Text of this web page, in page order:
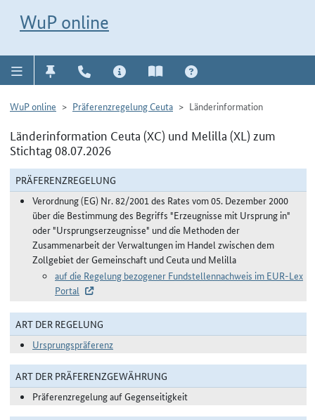
WuP online
WuP online Präferenzregelung Ceuta Länderinformation
Länderinformation Ceuta (XC) und Melilla (XL) zum
Stichtag 08.07.2026
PRÄFERENZREGELUNG
Verordnung (EG) Nr. 82/2001 des Rates vom 05. Dezember 2000
über die Bestimmung des Begriffs "Erzeugnisse mit Ursprung in"
oder "Ursprungserzeugnisse" und die Methoden der
Zusammenarbeit der Verwaltungen im Handel zwischen dem
Zollgebiet der Gemeinschaft und Ceuta und Melilla
auf die Regelung bezogener Fundstellennachweis im EUR-Lex
Portal
ART DER REGELUNG
Ursprungspräferenz
ART DER PRÄFERENZGEWÄHRUNG
Präferenzregelung auf Gegenseitigkeit